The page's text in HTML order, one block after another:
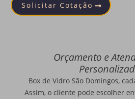
Solicitar Cotação
Orçamento e
Box de Vidro São Domingos,
Assim, o cliente pode escolher